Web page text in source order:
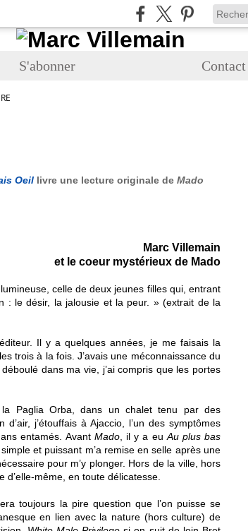
S'abonner Contact
Oeil livre une lecture originale de Mado
Marc Villemain
et le coeur mystérieux de Mado
celle de deux jeunes filles qui, entrant
: le désir, la jalousie et la peur. » (extrait de la
Il y a quelques années, je me faisais la
trois à la fois. J’avais une méconnaissance du
dans ma vie, j’ai compris que les portes
Paglia Orba, dans un chalet tenu par des
j’étouffais à Ajaccio, l’un des symptômes
entamés. Avant Mado, il y a eu Au plus bas
et puissant m’a remise en selle après une
pour m’y plonger. Hors de la ville, hors
d’elle-même, en toute délicatesse.
toujours la pire question que l’on puisse se
en lien avec la nature (hors culture) de